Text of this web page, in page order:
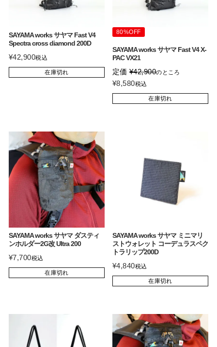
SAYAMA works サヤマ Fast V4
Spectra cross diamond 200D
¥42,900税込
在庫切れ
80%OFF
SAYAMA works サヤマ Fast V4 X-
PAC VX21
定価 ¥42,900のところ
¥8,580税込
在庫切れ
SAYAMA works サヤマ ダスティ
ンホルダー2G改 Ultra 200
¥7,700税込
在庫切れ
SAYAMA works サヤマ ミニマリ
ストウォレット コーデュラスペク
トラリップ200D
¥4,840税込
在庫切れ